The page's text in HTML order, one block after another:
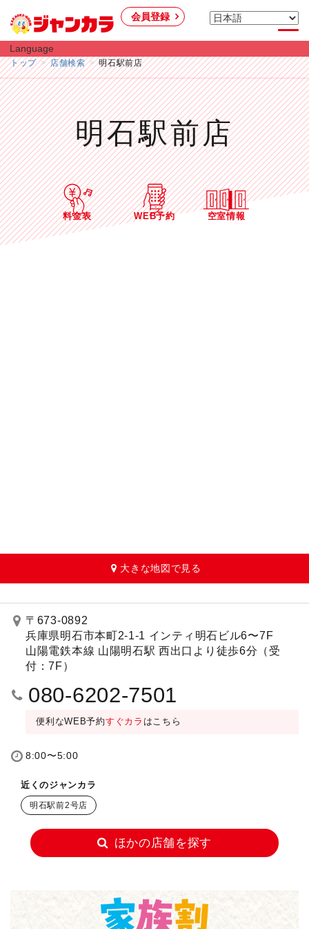
会員登録
Language
トップ 店舗検索 明石駅前店
明石駅前店
料金表 WEB予約 空室情報
大きな地図で見る
〒673-0892
兵庫県明石市本町2-1-1 インティ明石ビル6〜7F
山陽電鉄本線 山陽明石駅 西出口より徒歩6分（受
付：7F）
080-6202-7501
便利なWEB予約すぐカラ はこちら
8:00〜5:00
近くのジャンカラ
明石駅前2号店
ほかの店舗を探す